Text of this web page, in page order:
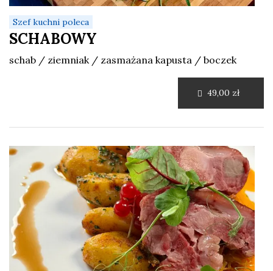
Szef kuchni poleca
SCHABOWY
schab / ziemniak / zasmażana kapusta / boczek